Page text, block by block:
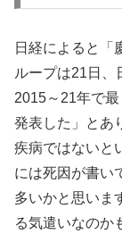
日経によると「
ループは21日、
2015～21年で
発表した」とあ
疾病ではないと
には死因が書い
多いかと思いま
る気遣いなのか